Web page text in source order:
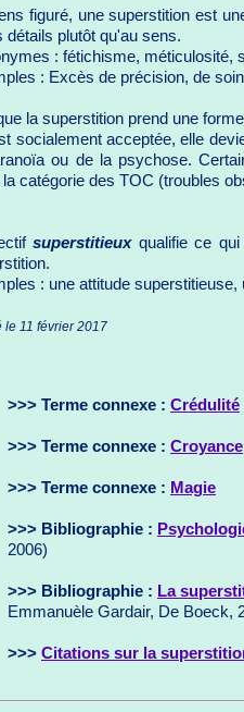
figuré, une superstition est
détails plutôt qu'au sens.
: fétichisme, méticulosité,
: Excès de précision, de
la superstition prend une
socialement acceptée, elle
ou de la psychose.
catégorie des TOC (troubles
superstitieuxqualifie ce qui
: une attitude superstitieuse,
le 11 février 2017
>>> Terme connexe : Crédulité
>>> Terme connexe : Croyance
>>> Terme connexe : Magie
>>> Bibliographie :
2006)
>>> Bibliographie : La
Emmanuèle Gardair, De Boeck,
>>> Citations sur la